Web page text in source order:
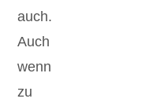
auch.
Auch
wenn
zu